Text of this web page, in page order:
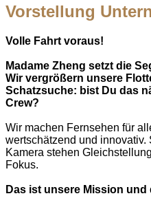
Vorstellung
Volle Fahrt voraus!
Madame Zheng setzt die
Wir vergrößern unsere
Schatzsuche: bist Du das
Crew?
Wir machen Fernsehen für
wertschätzend und
Kamera stehen
Fokus.
Das ist unsere Mission